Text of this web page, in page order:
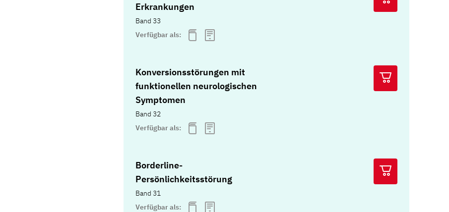
Erkrankungen
Band 33
Verfügbar als:
Konversionsstörungen mit
funktionellen neurologischen
Symptomen
Band 32
Verfügbar als:
Borderline-
Persönlichkeitsstörung
Band 31
Verfügbar als: